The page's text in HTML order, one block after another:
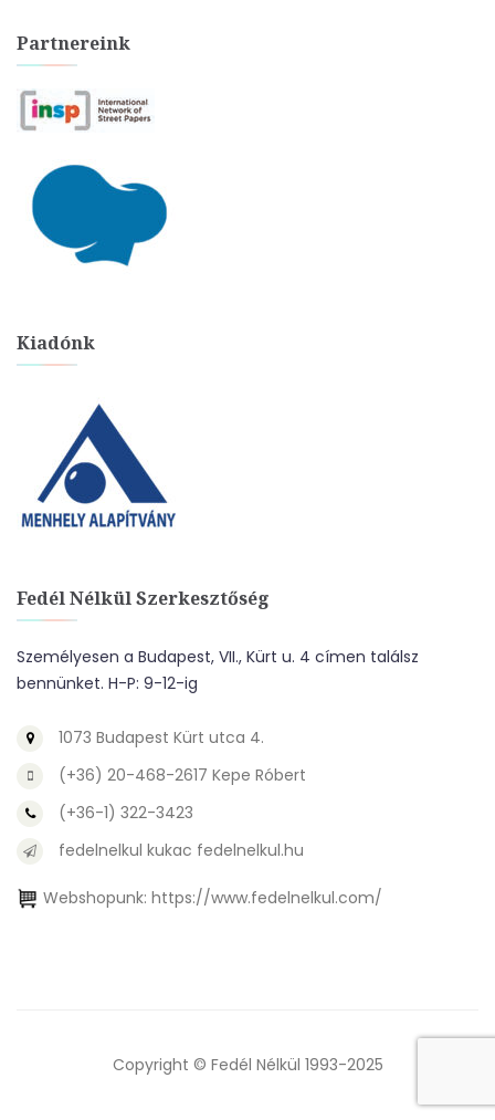
Partnereink
Kiadónk
Fedél Nélkül Szerkesztőség
Személyesen a Budapest, VII., Kürt u. 4 címen találsz
bennünket. H-P: 9-12-ig
1073 Budapest Kürt utca 4.
(+36) 20-468-2617 Kepe Róbert
(+36-1) 322-3423
fedelnelkul kukac fedelnelkul.hu
Webshopunk: https://www.fedelnelkul.com/
Copyright © Fedél Nélkül 1993-2025